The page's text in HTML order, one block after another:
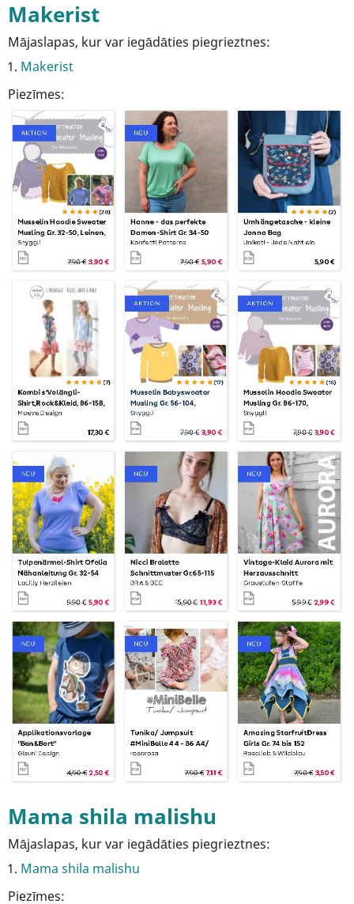
Makerist
Mājaslapas, kur var iegādāties piegrieztnes:
Makerist
Piezīmes:
Mama shila malishu
Mājaslapas, kur var iegādāties piegrieztnes:
Mama shila malishu
Piezīmes: